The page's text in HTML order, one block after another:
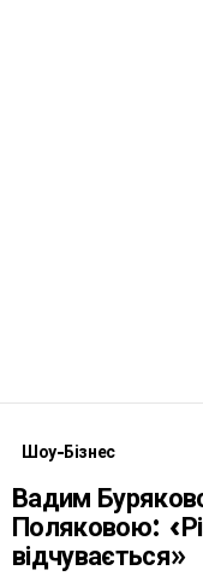
Шоу-Бізнес
Вадим
Поляковою:
відчувається»